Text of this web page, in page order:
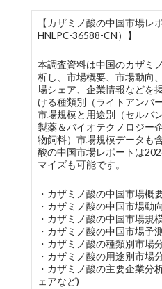
【カザミノ酸の中国市場レ
HNLPC-36588-CN）】
本調査資料は中国のカザミ
析し、市場概要、市場動向
場シェア、企業情報などを
ける種類別（ライトアンバ
市場規模と用途別（セルバ
製薬＆バイオテクノロジー
物飼料）市場規模データも
酸の中国市場レポートは
マイズも可能です。
・カザミノ酸の中国市場概
・カザミノ酸の中国市場動向
・カザミノ酸の中国市場規
・カザミノ酸の中国市場予
・カザミノ酸の種類別市場
・カザミノ酸の用途別市場
・カザミノ酸の主要企業分
ェアなど)